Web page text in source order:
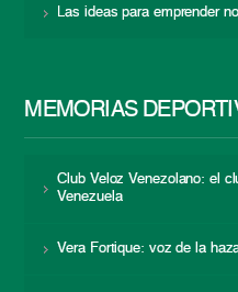
Las ideas para emprender
MEMORIAS
Club Veloz Venezolano: el
Venezuela
Vera Fortique: voz de la